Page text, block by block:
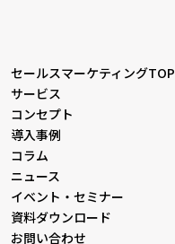
セールスマーケティングTOP
サービス
コンセプト
導入事例
コラム
ニュース
イベント・セミナー
資料ダウンロード
お問い合わせ